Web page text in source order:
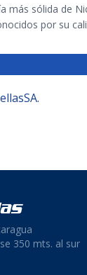
más sólida de
por su
350 mts. al sur